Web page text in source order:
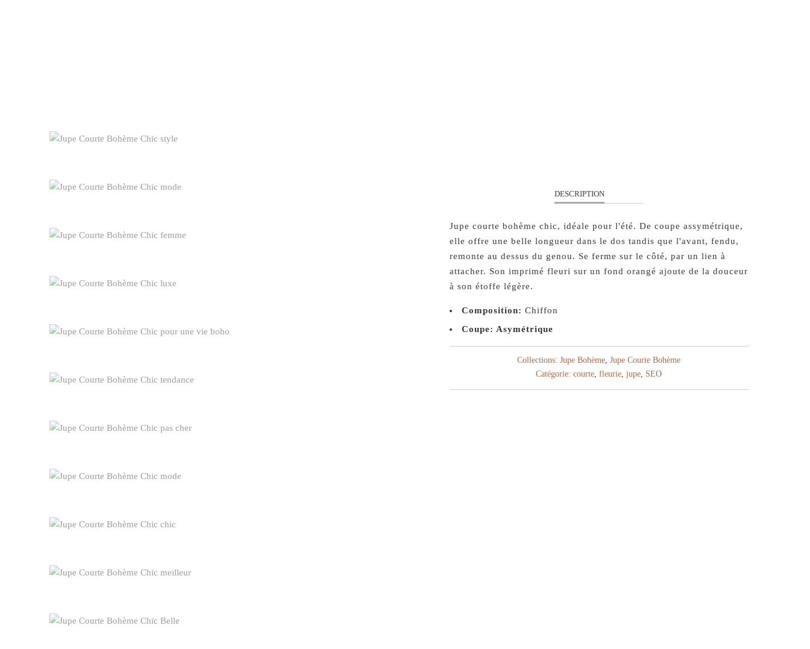
DESCRIPTION
Jupe courte bohème chic, idéale pour l'été. De coupe assymétrique,
elle offre une belle longueur dans le dos tandis que l'avant, fendu,
remonte au dessus du genou. Se ferme sur le côté, par un lien à
attacher. Son imprimé fleuri sur un fond orangé ajoute de la douceur
à son étoffe légère.
Composition: Chiffon
Coupe: Asymétrique
Collections: Jupe Bohème,Jupe Courte Bohème
Catégorie: courte, fleurie, jupe, SEO